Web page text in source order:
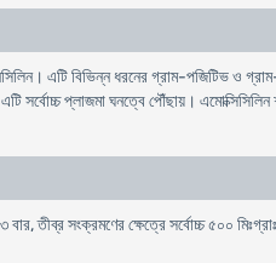
এটি বিভিন্ন ধরনের গ্রাম-পজিটিভ
সর্বোচ্চ প্লাজমা ঘনত্বে পৌঁছায়।
বার, তীব্র সংক্রমণের ক্ষেত্রে সর্বোচ্চ ৫০০